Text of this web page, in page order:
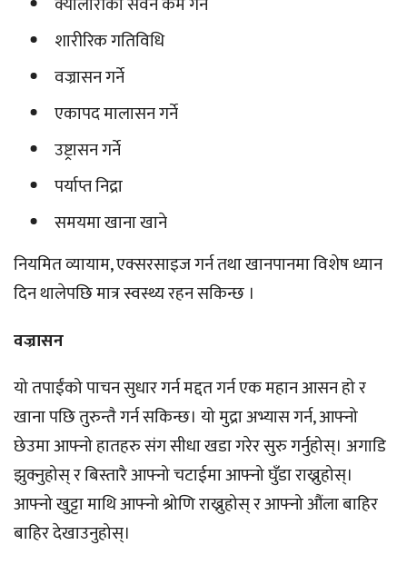
शारीरिक गतिविधि
वज्रासन गर्ने
एकापद मालासन गर्ने
उष्ट्रासन गर्ने
पर्याप्त निद्रा
समयमा खाना खाने
नियमित व्यायाम, एक्सरसाइज गर्न तथा खानपानमा विशेष ध्यान
दिन थालेपछि मात्र स्वस्थ्य रहन सकिन्छ ।
वज्रासन
यो तपाईंको पाचन सुधार गर्न मद्दत गर्न एक महान आसन हो र
खाना पछि तुरुन्तै गर्न सकिन्छ। यो मुद्रा अभ्यास गर्न, आफ्नो
छेउमा आफ्नो हातहरु संग सीधा खडा गरेर सुरु गर्नुहोस्। अगाडि
झुक्नुहोस् र बिस्तारै आफ्नो चटाईमा आफ्नो घुँडा राख्नुहोस्।
आफ्नो खुट्टा माथि आफ्नो श्रोणि राख्नुहोस् र आफ्नो औंला बाहिर
बाहिर देखाउनुहोस्।